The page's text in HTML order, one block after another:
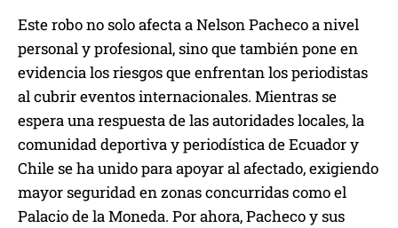
Este robo no solo afecta a Nelson Pacheco a nivel
personal y profesional, sino que también pone en
evidencia los riesgos que enfrentan los periodistas
al cubrir eventos internacionales. Mientras se
espera una respuesta de las autoridades locales, la
comunidad deportiva y periodística de Ecuador y
Chile se ha unido para apoyar al afectado, exigiendo
mayor seguridad en zonas concurridas como el
Palacio de la Moneda. Por ahora, Pacheco y sus